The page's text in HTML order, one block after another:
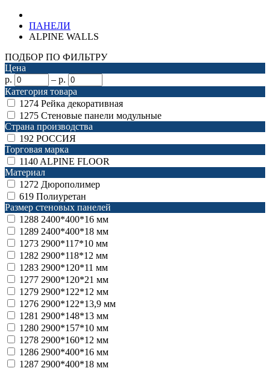
ПАНЕЛИ
ALPINE WALLS
ПОДБОР ПО ФИЛЬТРУ
Цена
р.
– р.
Категория товара
1274 Рейка декоративная
1275 Стеновые панели модульные
Страна производства
192 РОССИЯ
Торговая марка
1140 ALPINE FLOOR
Материал
1272 Дюрополимер
619 Полиуретан
Размер стеновых панелей
1288 2400*400*16 мм
1289 2400*400*18 мм
1273 2900*117*10 мм
1282 2900*118*12 мм
1283 2900*120*11 мм
1277 2900*120*21 мм
1279 2900*122*12 мм
1276 2900*122*13,9 мм
1281 2900*148*13 мм
1280 2900*157*10 мм
1278 2900*160*12 мм
1286 2900*400*16 мм
1287 2900*400*18 мм